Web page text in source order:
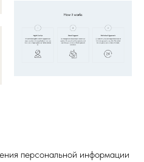
персональной информации